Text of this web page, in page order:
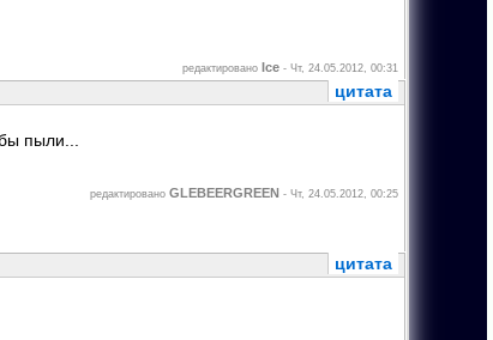
редактировано Ice - Чт, 24.05.2012, 00:31
цитата
пыли...
редактировано GLEBEERGREEN - Чт, 24.05.2012, 00:25
цитата